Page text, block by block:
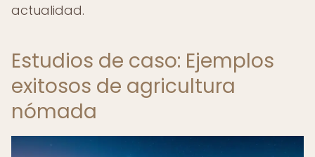
actualidad.
Estudios de caso: Ejemplos
exitosos de agricultura
nómada